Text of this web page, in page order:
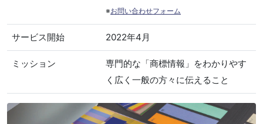
※お問い合わせフォーム
サービス開始 2022年4月
ミッション
専門的な「商標情報」をわかりやす
く広く一般の方々に伝えること